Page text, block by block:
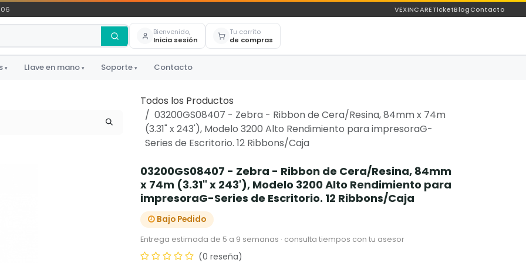
VEXINCARETicketBlogContacto
Bienvenido,
Inicia sesión
Tu carrito
de compras
▾ Llave en mano ▾ Soporte ▾ Contacto
Todos los Productos
03200GS08407 - Zebra - Ribbon de Cera/Resina, 84mm x 74m
(3.31" x 243'), Modelo 3200 Alto Rendimiento para impresoraG-
Series de Escritorio. 12 Ribbons/Caja
03200GS08407 - Zebra - Ribbon de Cera/Resina, 84mm
x 74m (3.31" x 243'), Modelo 3200 Alto Rendimiento para
impresoraG-Series de Escritorio. 12 Ribbons/Caja
Bajo Pedido
Entrega estimada de 5 a 9 semanas · consulta tiempos con tu asesor
(0 reseña)